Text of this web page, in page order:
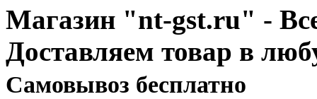
Магазин "nt-gst.ru" -
Доставляем товар в
Cамовывоз бесплатно